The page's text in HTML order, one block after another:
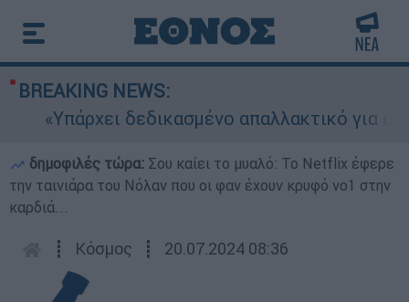
BREAKING NEWS:
«Υπάρχει δεδικασμένο απαλλακτικό για
δημοφιλές τώρα: Σου καίει το μυαλό: Το Netflix έφερε
την ταινιάρα του Νόλαν που οι φαν έχουν κρυφό νο1 στην
καρδιά...
┋ Κόσμος ┋ 20.07.2024 08:36